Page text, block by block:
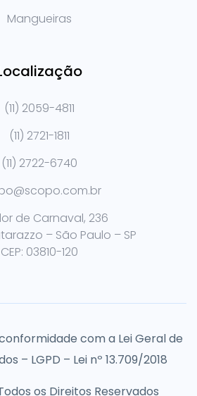
Mangueiras
(11) 2059-4811
(11) 2721-1811
(11) 2722-6740
de Carnaval, 236
– São Paulo – SP
CEP: 03810-120
com a Lei Geral de
– LGPD – Lei nº 13.709/2018
os Direitos Reservados